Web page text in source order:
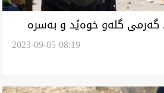
گلەو خوەێد و بەسرە
2023-09-05 08:19